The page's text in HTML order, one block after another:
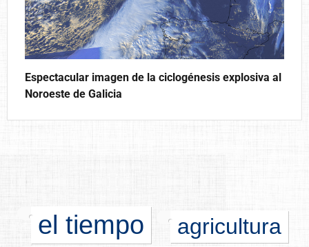
Espectacular imagen de la ciclogénesis explosiva al
Noroeste de Galicia
el tiempo agricultura